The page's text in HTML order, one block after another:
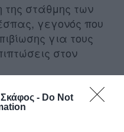
- Do Not
της στάθμης των
γεγονός που
για τους
στον
του
, οι ψαράδες